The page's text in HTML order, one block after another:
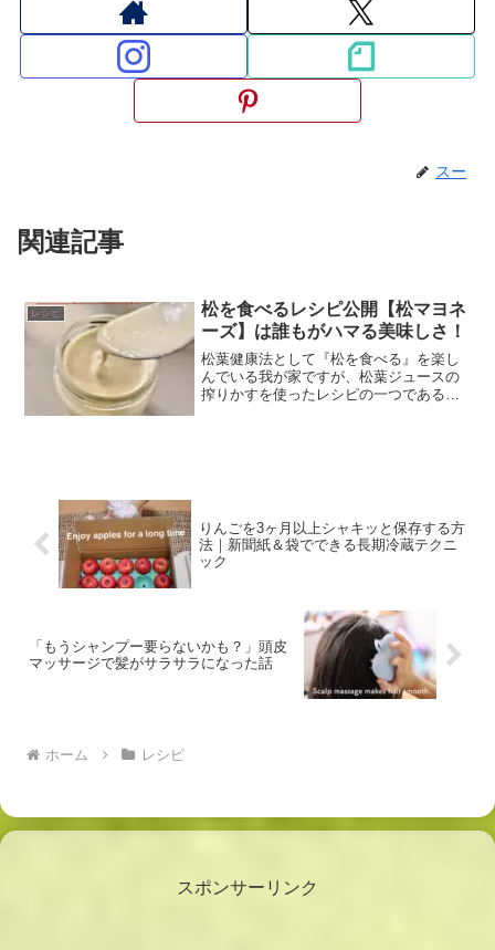
スー
関連記事
レシピ
松を食べるレシピ公開【松マヨネ
ーズ】は誰もがハマる美味しさ！
松葉健康法として『松を食べる』を楽し
んでいる我が家ですが、松葉ジュースの
搾りかすを使ったレシピの一つである
りんごを3ヶ月以上シャキッと保存する方
法｜新聞紙＆袋でできる長期冷蔵テクニ
ック
「もうシャンプー要らないかも？」頭皮
マッサージで髪がサラサラになった話
ホーム レシピ
スポンサーリンク